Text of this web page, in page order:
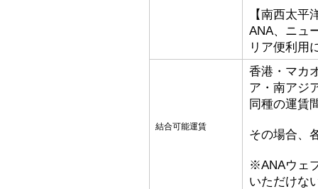
【南西太平
ANA、ニュ
リア便利用
結合可能運賃
香港・マカ
ア・南アジ
同種の運賃
その場合、
※ANAウェ
いただけな